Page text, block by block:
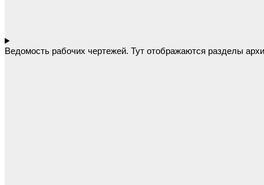
Ведомость рабочих чертежей. Тут отображаются разделы